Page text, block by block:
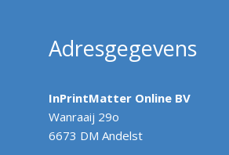
Adresgegevens
InPrintMatter Online BV
Wanraaij 29o
6673 DM Andelst